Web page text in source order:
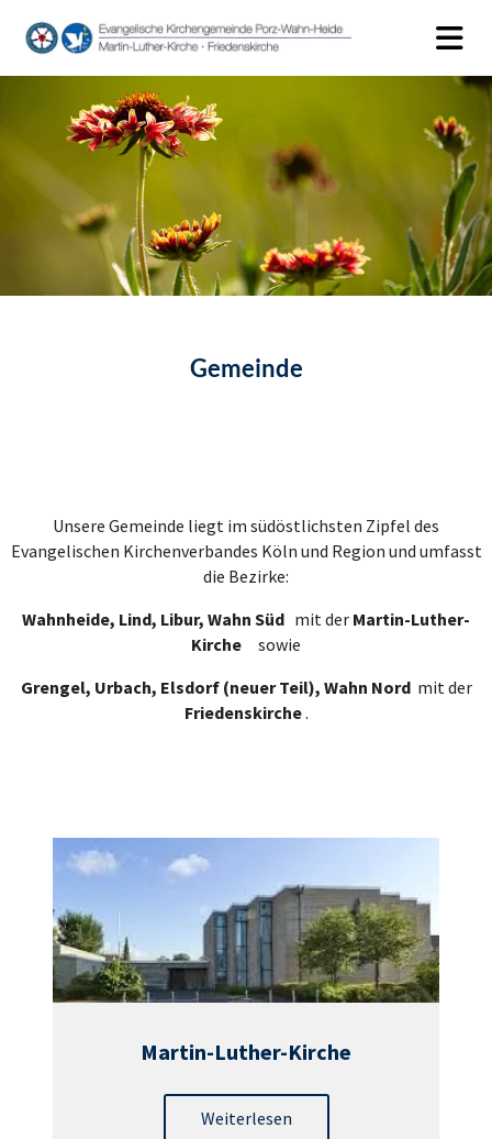
Gemeinde
Unsere Gemeinde liegt im südöstlichsten Zipfel des
Evangelischen Kirchenverbandes Köln und Region und umfasst
die Bezirke:
Wahnheide, Lind, Libur, Wahn Süd mit der Martin-Luther-
Kirche sowie
Grengel, Urbach, Elsdorf (neuer Teil), Wahn Nord mit der
Friedenskirche.
Martin-Luther-Kirche
Weiterlesen